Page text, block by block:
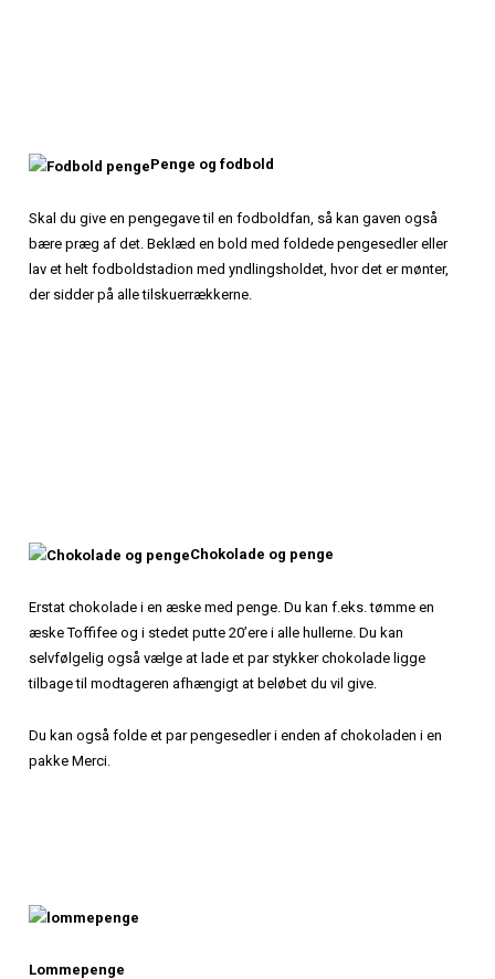
Penge og fodbold
Skal du give en pengegave til en fodboldfan, så kan gaven også
bære præg af det. Beklæd en bold med foldede pengesedler eller
lav et helt fodboldstadion med yndlingsholdet, hvor det er mønter,
der sidder på alle tilskuerrækkerne.
Chokolade og penge
Erstat chokolade i en æske med penge. Du kan f.eks. tømme en
æske Toffifee og i stedet putte 20’ere i alle hullerne. Du kan
selvfølgelig også vælge at lade et par stykker chokolade ligge
tilbage til modtageren afhængigt at beløbet du vil give.
Du kan også folde et par pengesedler i enden af chokoladen i en
pakke Merci.
Lommepenge